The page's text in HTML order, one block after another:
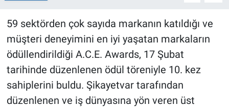
59 sektörden çok sayıda markanın katıldığı ve
müşteri deneyimini en iyi yaşatan markaların
ödüllendirildiği A.C.E. Awards, 17 Şubat
tarihinde düzenlenen ödül töreniyle 10. kez
sahiplerini buldu. Şikayetvar tarafından
düzenlenen ve iş dünyasına yön veren üst